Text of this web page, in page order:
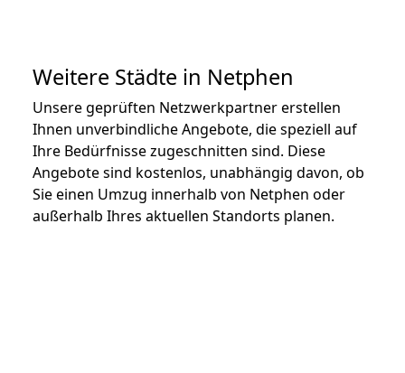
Weitere Städte in Netphen
Unsere geprüften Netzwerkpartner erstellen
Ihnen unverbindliche Angebote, die speziell auf
Ihre Bedürfnisse zugeschnitten sind. Diese
Angebote sind kostenlos, unabhängig davon, ob
Sie einen Umzug innerhalb von Netphen oder
außerhalb Ihres aktuellen Standorts planen.